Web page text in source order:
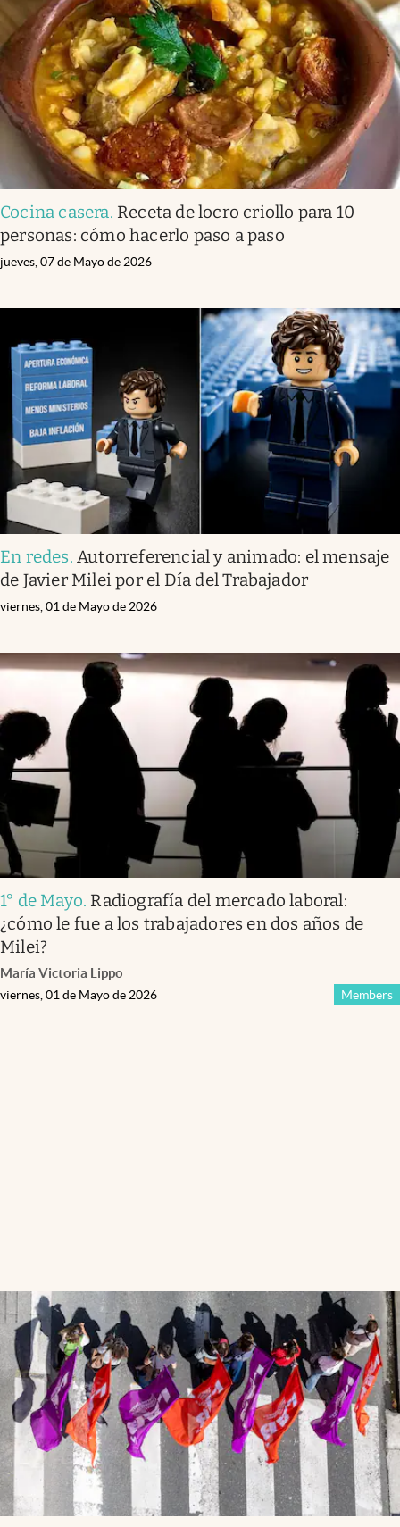
Infotechnology
Clase
Clima
Mundial 2026
Eventos Corporativos
El Cronista Studio
Mediakit
abre en nueva pestaña
Argentina
Cocina casera. Receta de locro criollo para 10
personas: cómo hacerlo paso a paso
jueves, 07 de Mayo de 2026
En redes. Autorreferencial y animado: el mensaje
de Javier Milei por el Día del Trabajador
viernes, 01 de Mayo de 2026
1° de Mayo. Radiografía del mercado laboral:
¿cómo le fue a los trabajadores en dos años de
Milei?
María Victoria Lippo
Members
viernes, 01 de Mayo de 2026